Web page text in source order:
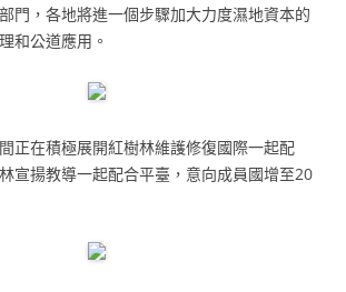
門，各地將進一個步驟加大力度濕地資本的
和公道應用。
正在積極展開紅樹林維護修復國際一起配
宣揚教導一起配合平臺，意向成員國增至20